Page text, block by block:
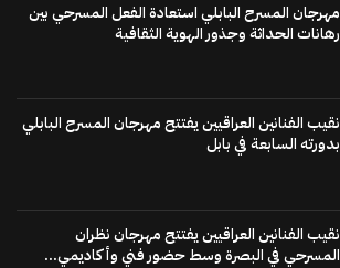
مهرجان المسرح البابلي استعادة الفعل المسرحي بين
رهانات الحداثة وجذور الهوية الثقافية
نقيب الفنانين العراقيين يفتتح مهرجان المسرح البابلي
بدورته السابعة في بابل
نقيب الفنانين العراقيين يفتتح مهرجان نظران
المسرحي في البصرة وسط حضور فني وأكاديمي...